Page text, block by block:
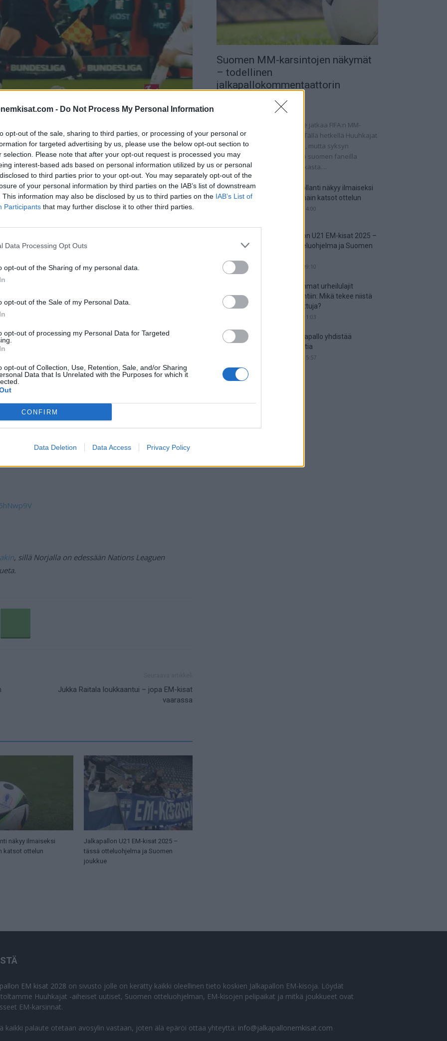
- Do Not Process My Personal Information
opt-out of the sale, sharing to third parties, or processing of your personal or
for targeted advertising by us, please use the below opt-out section to
selection. Please note that after your opt-out request is processed you may
interest-based ads based on personal information utilized by us or personal
to third parties prior to your opt-out. You may separately opt-out of the
of your personal information by third parties on the IAB’s list of downstream
This information may also be disclosed by us to third parties on the IAB’s List of
Participants that may further disclose it to other third parties.
Data Processing Opt Outs
opt-out of the Sharing of my personal data.
opt-out of the Sale of my Personal Data.
opt-out of processing my Personal Data for Targeted
opt-out of Collection, Use, Retention, Sale, and/or Sharing
Data that Is Unrelated with the Purposes for which it
CONFIRM
Data Deletion Data Access Privacy Policy
20 miljoonalla eurolla, mikä tuntuu
summalta.
Mestarien liigassa, kun hän iski ensimmäisessä
napatessa 2-1-voiton.
hämmentävän hyvällä tavalla kuitenkin jo aiemminkin.
ja myytiin Barcelonaan vain vuotta myöhemmin
miljoonalla eurolla – ja viisi vuotta myöhemmin hän
jo 120 miljoonassa eurossa.
😲
, sillä Norjalla on edessään Nations Leaguen
Jukka Raitala loukkaantui – jopa EM-kisat
vaarassa
näkyy ilmaiseksi
katsot ottelun
Jalkapallon U21 EM-kisat 2025 –
tässä otteluohjelma ja Suomen
joukkue
Suomen MM-karsintojen näkymät
– todellinen
jalkapallokommentaattorin
Suomen miesten maajoukkue jatkaa FIFA:n MM-
karsintoja vaihtelevin ottein. Tällä hetkellä Huuhkajat
ovat kolmantena lohkossaan, mutta syksyn
ratkaisuottelut kertovat, onko suomen faneilla
realistista unelmoida kisapaikasta....
Suomi-Hollanti näkyy ilmaiseksi
TV:stä – näin katsot ottelun
06.06.2025 14:00
Jalkapallon U21 EM-kisat 2025 –
tässä otteluohjelma ja Suomen
18.05.2025 09:10
Suosituimmat urheilulajit
vedonlyöntiin: Mikä tekee niistä
niin suosittuja?
05.05.2025 11:03
Miten jalkapallo yhdistää
kansakuntia
25.04.2025 15:57
EM kisat 2028 on sivusto jolle on kerätty kaikki oleellinen tieto koskien Jalkapallon EM-kisoja. Löydät
Huuhkajat -aiheiset uutiset, Suomen otteluohjelman, EM-kisojen pelipaikat ja mitkä joukkueet ovat
EM-karsinnat.
kaikki palaute otetaan avosylin vastaan, joten älä epäröi ottaa yhteyttä: info@jalkapallonemkisat.com